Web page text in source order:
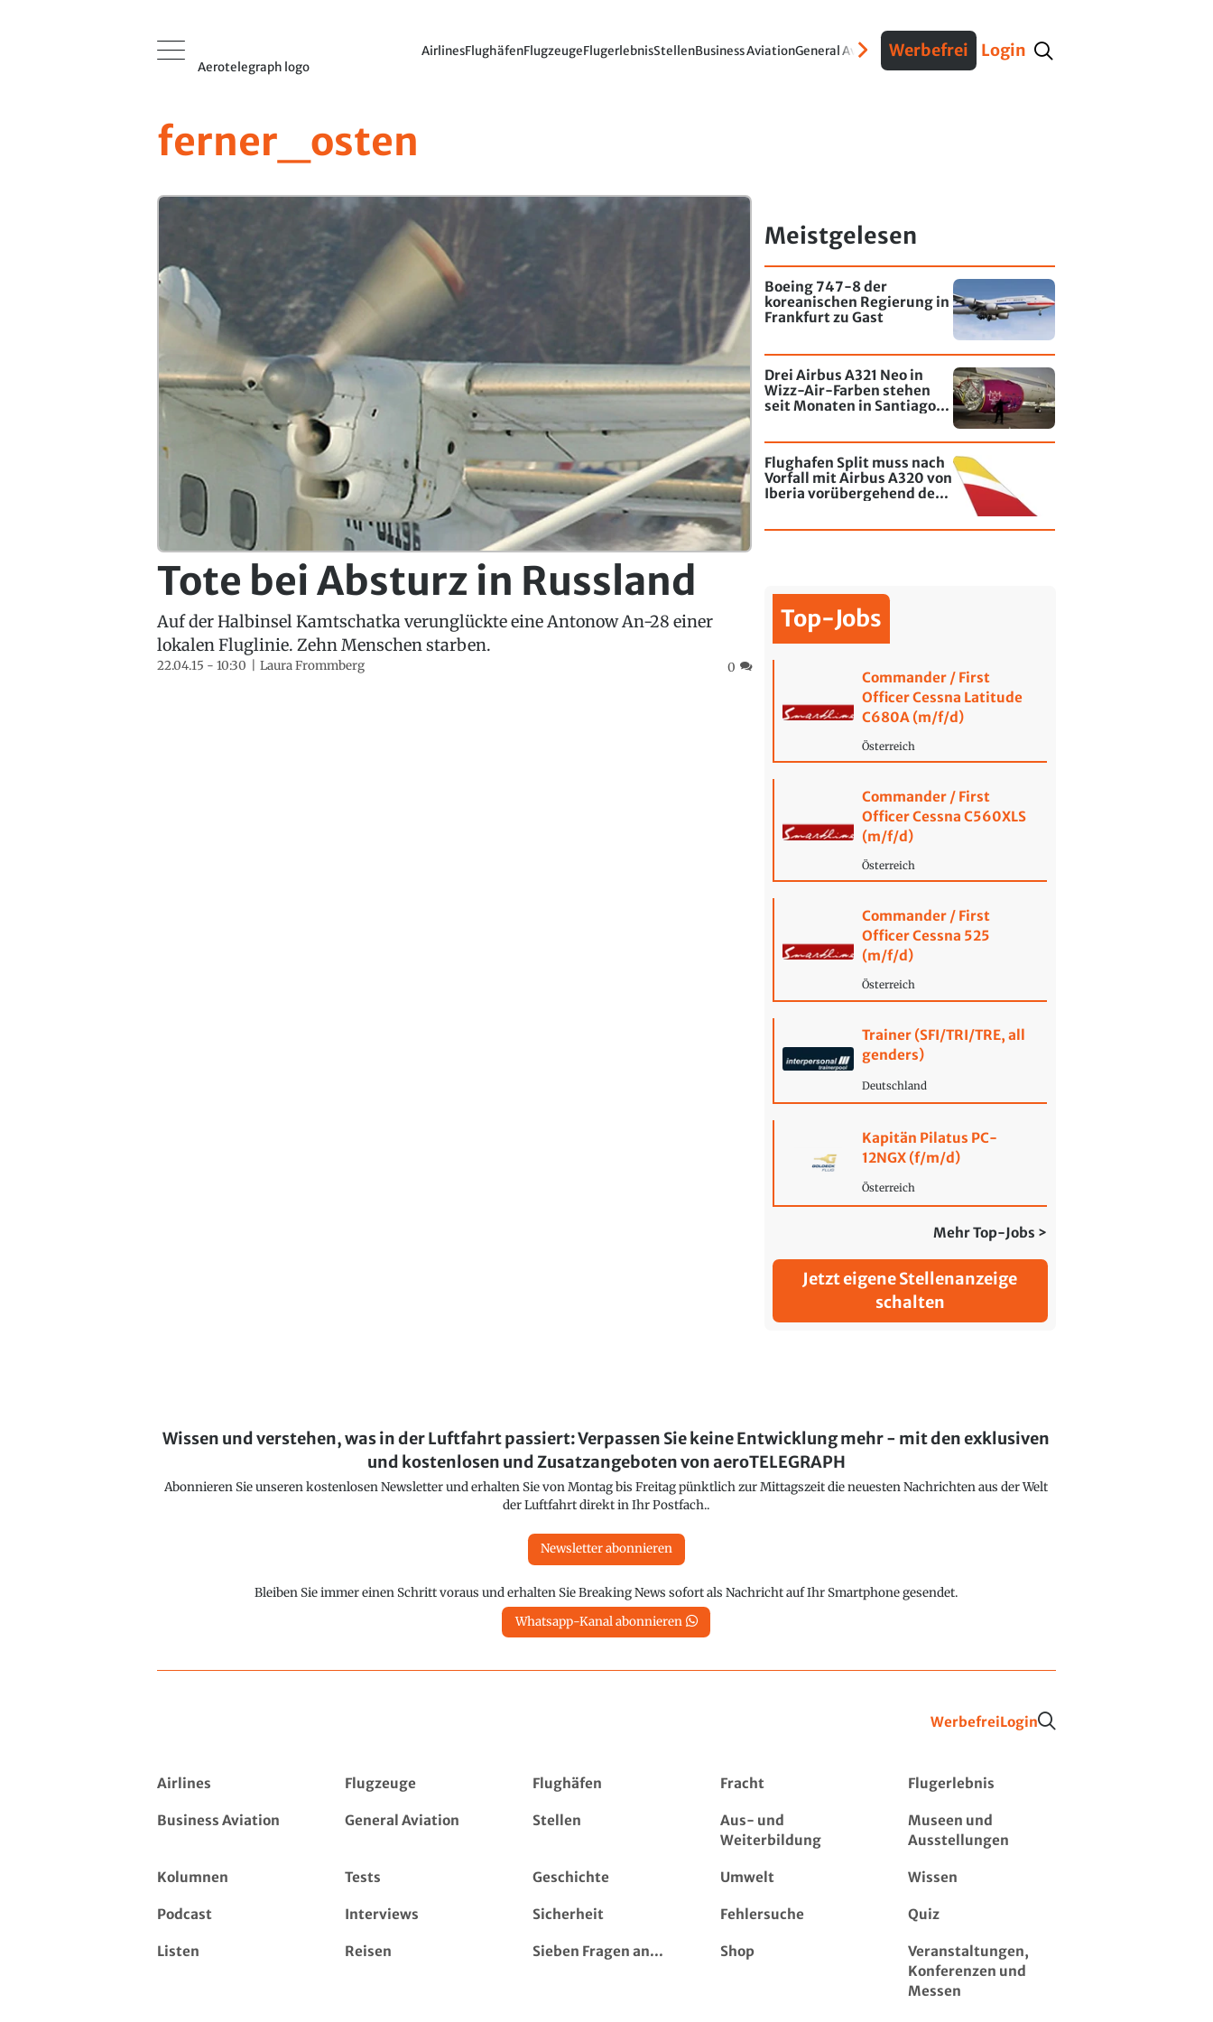
Aerotelegraph logo
AirlinesFlughäfenFlugzeugeFlugerlebnisStellenBusiness AviationGeneral AviationVerteidigungInterviews Fracht
Werbefrei Login
ferner_osten
Tote bei Absturz in Russland
Auf der Halbinsel Kamtschatka verunglückte eine Antonow An-28 einer
lokalen Fluglinie. Zehn Menschen starben.
22.04.15 - 10:30 Laura Frommberg 0
Meistgelesen
Boeing 747-8 der
koreanischen Regierung in
Frankfurt zu Gast
Drei Airbus A321 Neo in
Wizz-Air-Farben stehen
seit Monaten in Santiago
Flughafen Split muss nach
Vorfall mit Airbus A320 von
Iberia vorübergehend den
Top-Jobs
Commander / First
Officer Cessna Latitude
C680A (m/f/d)
Österreich
Commander / First
Officer Cessna C560XLS
(m/f/d)
Österreich
Commander / First
Officer Cessna 525
(m/f/d)
Österreich
Trainer (SFI/TRI/TRE, all
genders)
Deutschland
Kapitän Pilatus PC-
12NGX (f/m/d)
Österreich
Mehr Top-Jobs >
Jetzt eigene Stellenanzeige
schalten
Wissen und verstehen, was in der Luftfahrt passiert: Verpassen Sie keine Entwicklung mehr - mit den exklusiven
und kostenlosen und Zusatzangeboten von aeroTELEGRAPH
Abonnieren Sie unseren kostenlosen Newsletter und erhalten Sie von Montag bis Freitag pünktlich zur Mittagszeit die neuesten Nachrichten aus der Welt
der Luftfahrt direkt in Ihr Postfach..
Newsletter abonnieren
Bleiben Sie immer einen Schritt voraus und erhalten Sie Breaking News sofort als Nachricht auf Ihr Smartphone gesendet.
Whatsapp-Kanal abonnieren
WerbefreiLogin
Airlines Flugzeuge Flughäfen Fracht Flugerlebnis
Business Aviation General Aviation Stellen
Aus- und
Weiterbildung
Museen und
Ausstellungen
Kolumnen Tests Geschichte Umwelt Wissen
Podcast Interviews Sicherheit Fehlersuche Quiz
Listen Reisen Sieben Fragen an... Shop
Veranstaltungen,
Konferenzen und
Messen